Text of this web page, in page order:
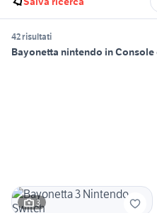
42 risultati
Bayonetta nintendo in
3